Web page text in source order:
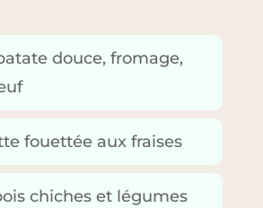
douce, fromage,
fouettée aux fraises
chiches et légumes